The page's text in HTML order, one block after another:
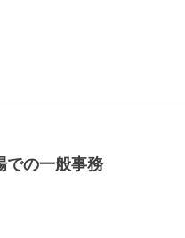
での一般事務